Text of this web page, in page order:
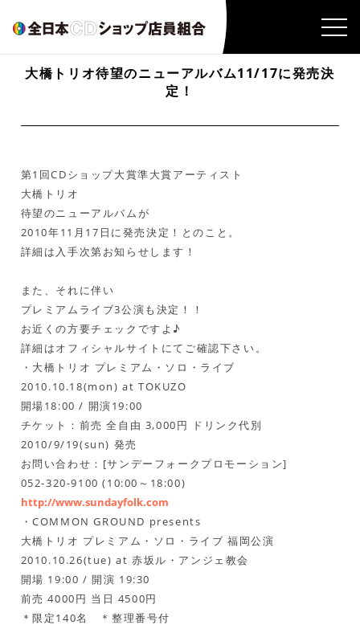
大橋トリオ待望のニューアルバム11/17に発売決
定！
第1回CDショップ大賞準大賞アーティスト
大橋トリオ
待望のニューアルバムが
2010年11月17日に発売決定！とのこと。
詳細は入手次第お知らせします！
また、それに伴い
プレミアムライブ3公演も決定！！
お近くの方要チェックですよ♪
詳細はオフィシャルサイトにてご確認下さい。
・大橋トリオ プレミアム・ソロ・ライブ
2010.10.18(mon) at TOKUZO
開場18:00 / 開演19:00
チケット：前売 全自由 3,000円 ドリンク代別
2010/9/19(sun) 発売
お問い合わせ：[サンデーフォークプロモーション]
052-320-9100 (10:00～18:00)
http://www.sundayfolk.com
・COMMON GROUND presents
大橋トリオ プレミアム・ソロ・ライブ 福岡公演
2010.10.26(tue) at 赤坂ル・アンジェ教会
開場 19:00 / 開演 19:30
前売 4000円 当日 4500円
＊限定140名 ＊整理番号付